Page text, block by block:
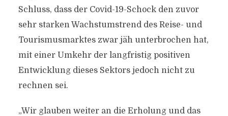
Schluss, dass der Covid-19-Schock den zuvor
sehr starken Wachstumstrend des Reise- und
Tourismusmarktes zwar jäh unterbrochen hat,
mit einer Umkehr der langfristig positiven
Entwicklung dieses Sektors jedoch nicht zu
rechnen sei.
„Wir glauben weiter an die Erholung und das